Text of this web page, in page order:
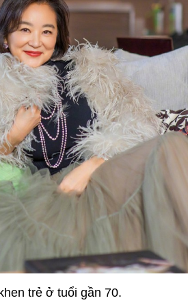
trẻ ở tuổi gần 70.